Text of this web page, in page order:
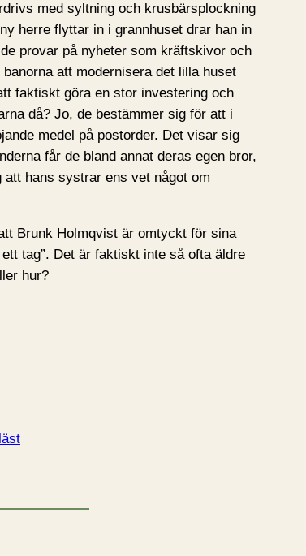
med syltning och krusbärsplockning
herre flyttar in i grannhuset drar han in
provar på nyheter som kräftskivor och
att modernisera det lilla huset
faktiskt göra en stor investering och
då? Jo, de bestämmer sig för att i
medel på postorder. Det visar sig
får de bland annat deras egen bror,
hans systrar ens vet något om
Brunk Holmqvist är omtyckt för sina
tag”. Det är faktiskt inte så ofta äldre
hur?